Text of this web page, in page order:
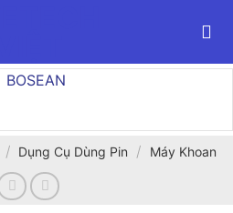
/ Dụng Cụ Dùng Pin / Máy Khoan